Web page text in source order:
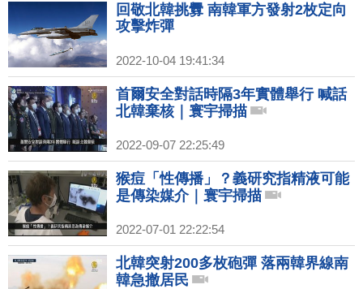
回敬北韓挑釁 南韓軍方發射2枚定向
攻擊炸彈
2022-10-04 19:41:34
首爾安全對話時隔3年實體舉行 喊話
北韓棄核｜寰宇掃描
2022-09-07 22:25:49
猴痘「性傳播」？義研究指精液可能
是傳染媒介｜寰宇掃描
2022-07-01 22:22:54
北韓突射200多枚砲彈 落兩韓界線南
韓急撤居民